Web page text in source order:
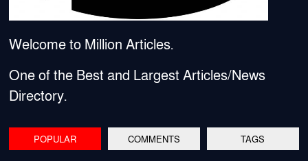
Welcome to Million Articles.
One of the Best and Largest Articles/News
Directory.
POPULAR COMMENTS TAGS